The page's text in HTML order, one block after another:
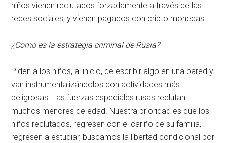
niños vienen reclutados forzadamente a través de las
redes sociales, y vienen pagados con cripto monedas.
¿Como es la estrategia criminal de Rusia?
Piden a los niños, al inicio, de escribir algo en una pared y
van instrumentalizándolos con actividades más
peligrosas. Las fuerzas especiales rusas reclutan
muchos menores de edad. Nuestra prioridad es que los
niños reclutados, regresen con el cariño de su familia,
regresen a estudiar, buscamos la libertad condicional por